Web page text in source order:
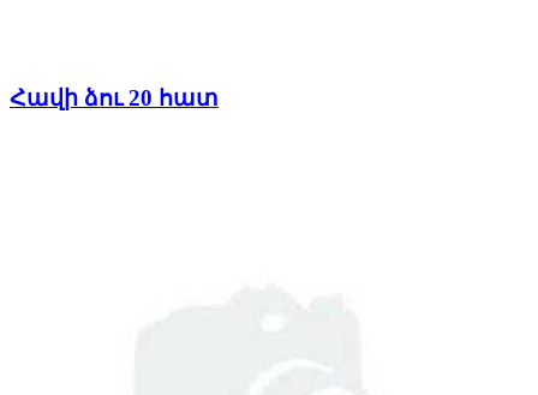
Հավի ձու 20 հատ